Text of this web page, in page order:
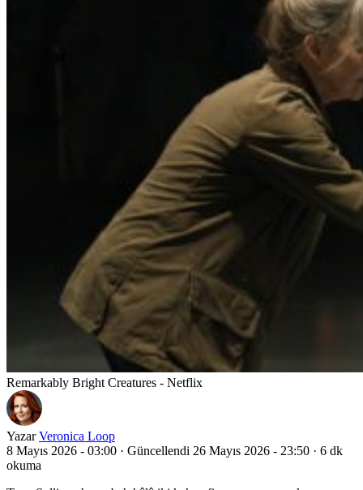
Remarkably Bright Creatures - Netflix
Yazar Veronica Loop
8 Mayıs 2026 - 03:00 · Güncellendi 26 Mayıs 2026 - 23:50 · 6 dk
okuma